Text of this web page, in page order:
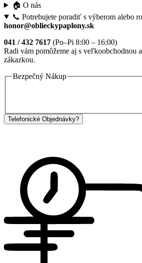
🏠 O nás
📞 Potrebujete poradiť s výberom alebo
honor@oblieckypaplony.sk
041 / 432 7617 (Po–Pi 8:00 – 16:00)
Radi vám pomôžeme aj s veľkoobchodnou
zákazkou.
Bezpečný Nákup
Telefonické Objednávky?